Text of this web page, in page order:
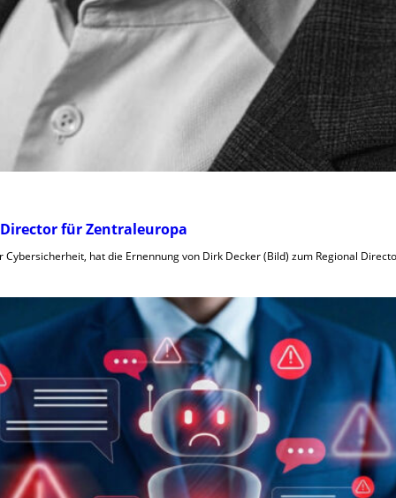
für Zentraleuropa
Cybersicherheit, hat die Ernennung von Dirk Decker (Bild) zum Regional